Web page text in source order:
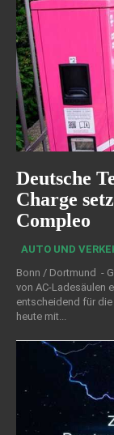
Deutsche
Charge
Compleo
AUTO UND
Bonn / Dortmund - Großauftrag für 2023 erteilt Zusätzliche Bestellung
von AC-Ladesäulen eingegangen
entscheidend für die Beauftragung
heute mit...